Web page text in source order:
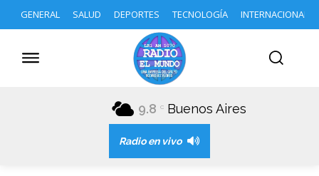
GENERAL SALUD DEPORTES TECNOLOGÍA INTERNACIONAL
9.8 C Buenos Aires
Radio en vivo